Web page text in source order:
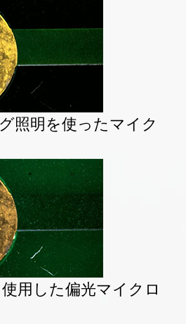
照明を使ったマイク
用した偏光マイクロ